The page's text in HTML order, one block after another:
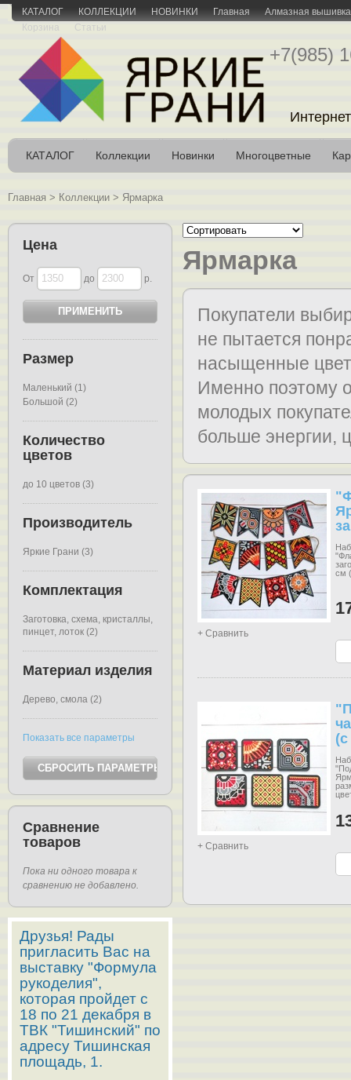
КАТАЛОГ КОЛЛЕКЦИИ НОВИНКИ Главная
Алмазная вышивка
Корзина
Статьи
+7(985)
КАТАЛОГ Коллекции Новинки Многоцветные
Главная > Коллекции > Ярмарка
Ярмарка
Покупатели
не пытается
насыщенные
Именно поэтому
молодых
больше энергии,
+ Сравнить
см
+ Сравнить
Цена
От до р.
Размер
Маленький (1)
Большой (2)
Количество
цветов
до 10 цветов (3)
Производитель
Яркие Грани (3)
Комплектация
Заготовка, схема, кристаллы,
пинцет, лоток (2)
Материал изделия
Дерево, смола (2)
Показать все параметры
Сравнение
товаров
Пока ни одного товара к
сравнению не добавлено.
Друзья! Рады
пригласить Вас на
выставку "Формула
рукоделия",
которая пройдет с
18 по 21 декабря в
ТВК "Тишинский" по
адресу Тишинская
площадь, 1.